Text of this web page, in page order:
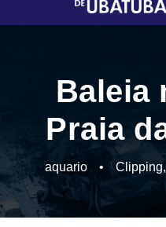
Baleia
Praia
aquario • Clipping,